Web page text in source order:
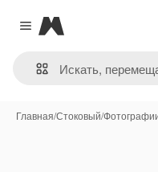
Close menu
Magnific
Главная/Стоковый/